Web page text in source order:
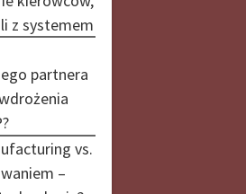
z systemem
partnera
vs.
–